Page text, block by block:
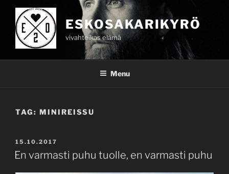
content
ESKOSAKARIKYRÖ
vivahteikas elämä
Menu
TAG: MINIREISSU
POSTED
ON
15.10.2017
En varmasti puhu tuolle, en varmasti puhu